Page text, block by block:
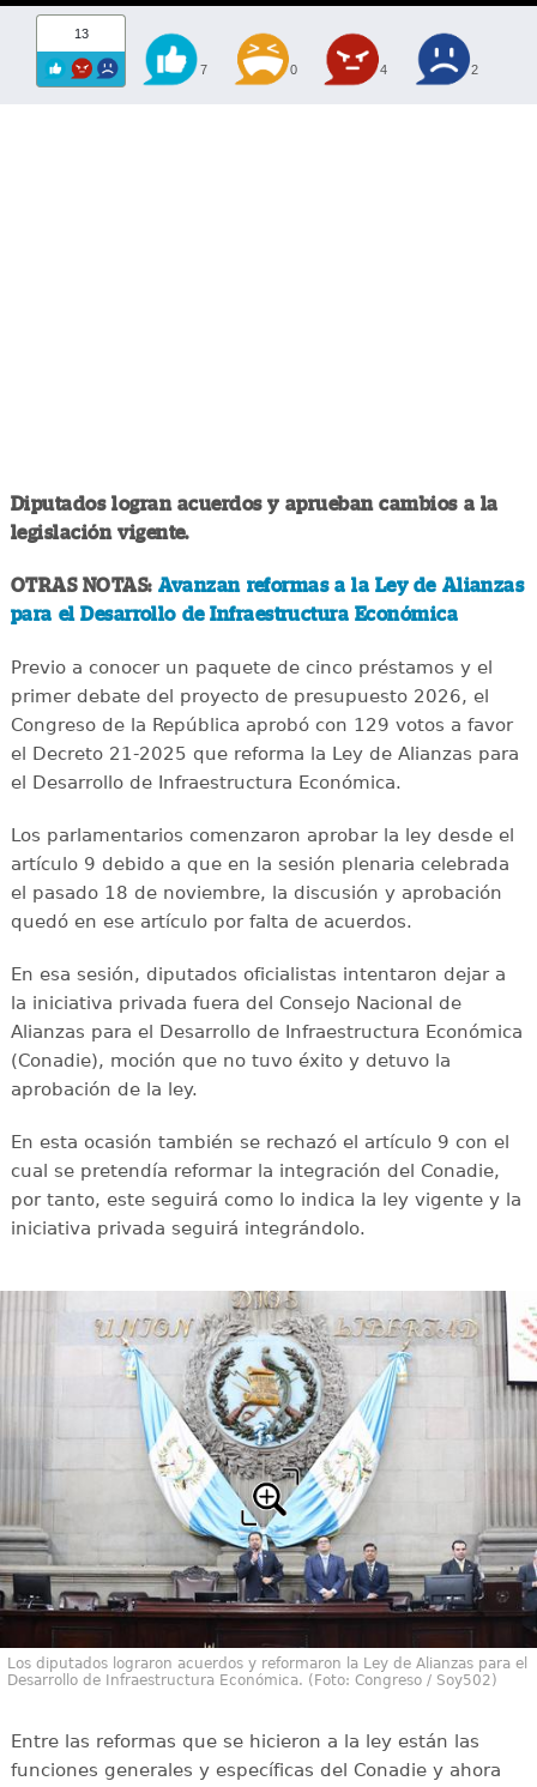
13
7 0 4 2
Diputados logran acuerdos y aprueban cambios a la
legislación vigente.
OTRAS NOTAS: Avanzan reformas a la Ley de Alianzas
para el Desarrollo de Infraestructura Económica
Previo a conocer un paquete de cinco préstamos y el
primer debate del proyecto de presupuesto 2026, el
Congreso de la República aprobó con 129 votos a favor
el Decreto 21-2025 que reforma la Ley de Alianzas para
el Desarrollo de Infraestructura Económica.
Los parlamentarios comenzaron aprobar la ley desde el
artículo 9 debido a que en la sesión plenaria celebrada
el pasado 18 de noviembre, la discusión y aprobación
quedó en ese artículo por falta de acuerdos.
En esa sesión, diputados oficialistas intentaron dejar a
la iniciativa privada fuera del Consejo Nacional de
Alianzas para el Desarrollo de Infraestructura Económica
(Conadie), moción que no tuvo éxito y detuvo la
aprobación de la ley.
En esta ocasión también se rechazó el artículo 9 con el
cual se pretendía reformar la integración del Conadie,
por tanto, este seguirá como lo indica la ley vigente y la
iniciativa privada seguirá integrándolo.
Los diputados lograron acuerdos y reformaron la Ley de Alianzas para el
Desarrollo de Infraestructura Económica. (Foto: Congreso / Soy502)
Entre las reformas que se hicieron a la ley están las
funciones generales y específicas del Conadie y ahora